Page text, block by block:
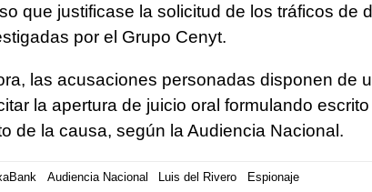
que justificase la solicitud de los tráficos de
por el Grupo Cenyt.
las acusaciones personadas disponen de
la apertura de juicio oral formulando
de la causa, según la Audiencia Nacional.
Audiencia Nacional Luis del Rivero Espionaje